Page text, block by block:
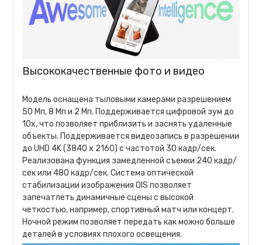
Высококачественные фото и видео
Модель оснащена тыловыми камерами разрешением
50 Мп, 8 Мп и 2 Мп. Поддерживается цифровой зум до
10х, что позволяет приблизить и заснять удаленные
объекты. Поддерживается видеозапись в разрешении
до UHD 4K (3840 x 2160) с частотой 30 кадр/сек.
Реализована функция замедленной съемки 240 кадр/
сек или 480 кадр/сек. Система оптической
стабилизации изображения OIS позволяет
запечатлеть динамичные сцены с высокой
четкостью, например, спортивный матч или концерт.
Ночной режим позволяет передать как можно больше
деталей в условиях плохого освещения.